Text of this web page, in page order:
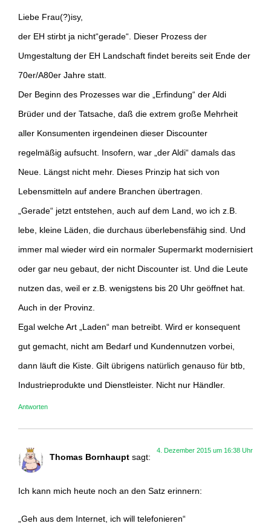
Liebe Frau(?)isy,
der EH stirbt ja nicht“gerade“. Dieser Prozess der
Umgestaltung der EH Landschaft findet bereits seit Ende der
70er/A80er Jahre statt.
Der Beginn des Prozesses war die „Erfindung“ der Aldi
Brüder und der Tatsache, daß die extrem große Mehrheit
aller Konsumenten irgendeinen dieser Discounter
regelmäßig aufsucht. Insofern, war „der Aldi“ damals das
Neue. Längst nicht mehr. Dieses Prinzip hat sich von
Lebensmitteln auf andere Branchen übertragen.
„Gerade“ jetzt entstehen, auch auf dem Land, wo ich z.B.
lebe, kleine Läden, die durchaus überlebensfähig sind. Und
immer mal wieder wird ein normaler Supermarkt modernisiert
oder gar neu gebaut, der nicht Discounter ist. Und die Leute
nutzen das, weil er z.B. wenigstens bis 20 Uhr geöffnet hat.
Auch in der Provinz.
Egal welche Art „Laden“ man betreibt. Wird er konsequent
gut gemacht, nicht am Bedarf und Kundennutzen vorbei,
dann läuft die Kiste. Gilt übrigens natürlich genauso für btb,
Industrieprodukte und Dienstleister. Nicht nur Händler.
Antworten
Thomas Bornhaupt sagt:
4. Dezember 2015 um 16:38 Uhr
Ich kann mich heute noch an den Satz erinnern:
„Geh aus dem Internet, ich will telefonieren“